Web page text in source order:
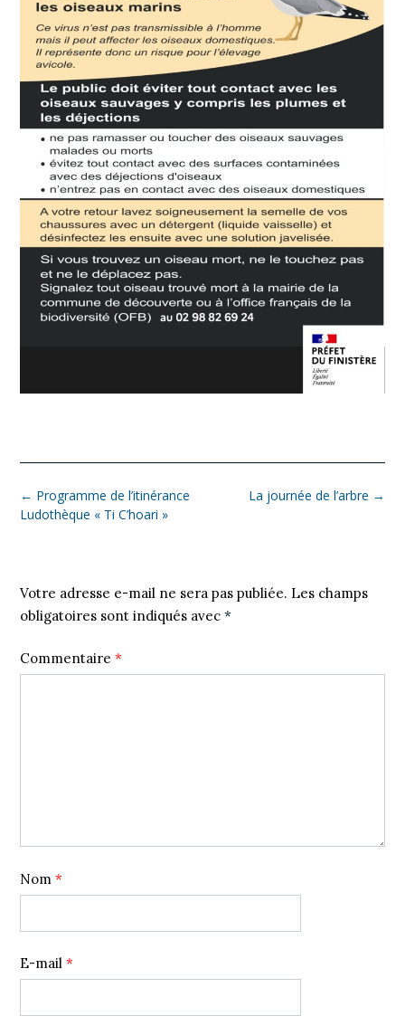
La journée de l’arbre →
← Programme de l’itinérance
Ludothèque « Ti C’hoari »
Votre adresse e-mail ne sera pas publiée. Les champs
obligatoires sont indiqués avec *
Commentaire *
Nom *
E-mail *